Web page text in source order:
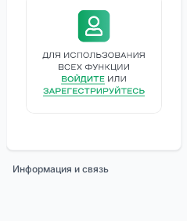
Информация и связь